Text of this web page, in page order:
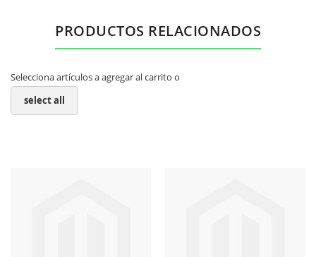
PRODUCTOS RELACIONADOS
Selecciona artículos a agregar al carrito o
select all